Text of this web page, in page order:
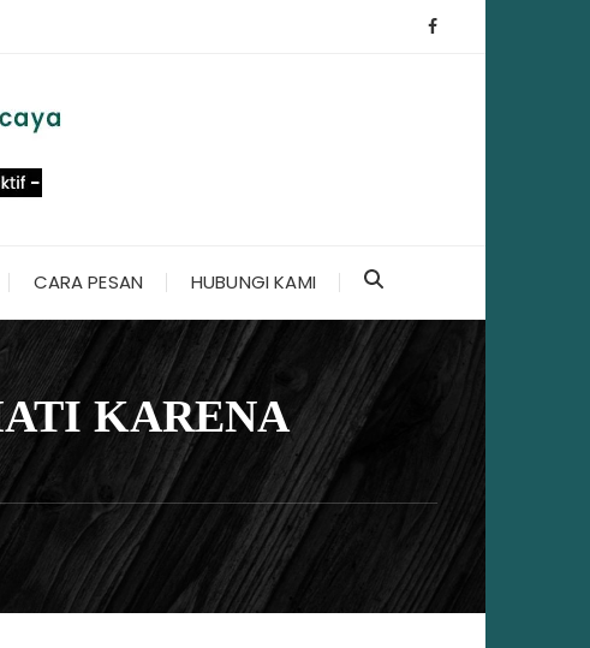
CARA PESAN HUBUNGI KAMI
KARENA